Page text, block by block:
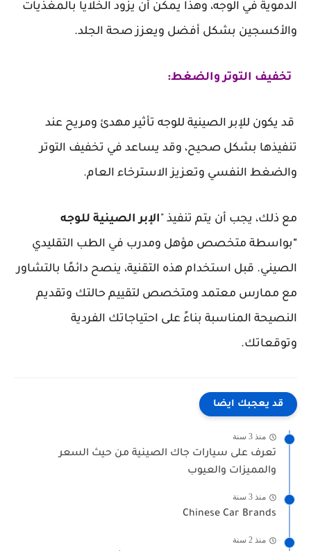
الدموية في الوجه، وهذا يمكن أن يزود الخلايا بالمغذيات
والأكسجين بشكل أفضل ويعزز صحة الجلد.
تخفيف التوتر والضغط:
قد يكون للإبر الصينية للوجه تأثير مهدئ ومريح عند
تنفيذها بشكل صحيح، وقد يساعد في تخفيف التوتر
والضغط النفسي وتعزيز الاسترخاء العام.
مع ذلك، يجب أن يتم تنفيذ "الإبر الصينية للوجه
"بواسطة متخصص مؤهل ومدرب في الطب التقليدي
الصيني. قبل استخدام هذه التقنية، ينصح دائمًا بالتشاور
مع ممارس معتمد ومتخصص لتقييم حالتك وتقديم
النصيحة المناسبة بناءً على احتياجاتك الفردية
وتوقعاتك.
قد يعجبك ايضا
منذ 3 سنة
تعرف على سيارات جاك الصينية من حيث السعر
والمميزات والعيوب
منذ 3 سنة
Chinese Car Brands
منذ 2 سنة